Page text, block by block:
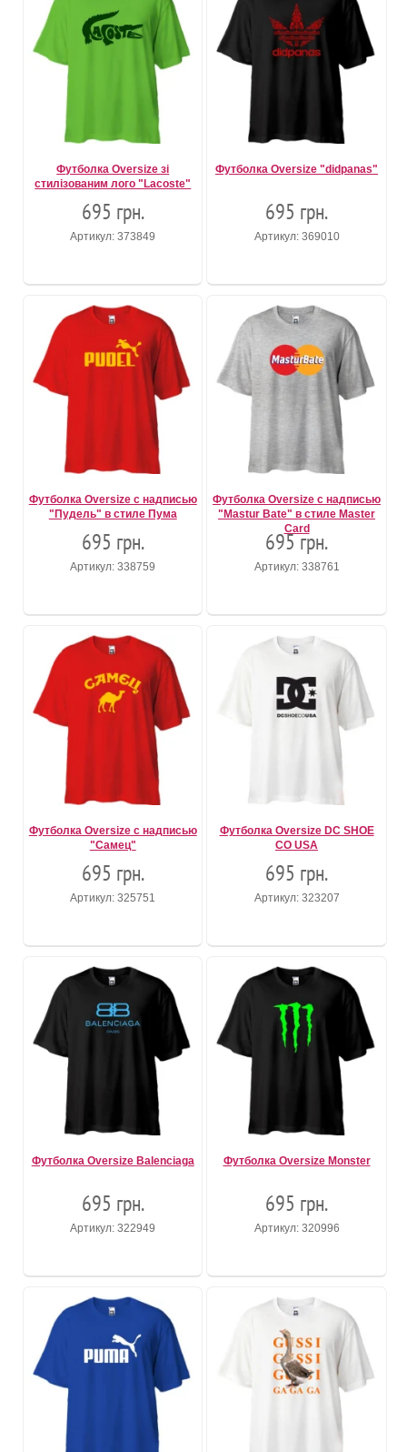
Футболка Oversize зі
стилізованим лого "Lacoste"
695 грн.
Артикул: 373849
Футболка Oversize "didpanas"
695 грн.
Артикул: 369010
Футболка Oversize с надписью
"Пудель" в стиле Пума
695 грн.
Артикул: 338759
Футболка Oversize с надписью
"Mastur Bate" в стиле Master
Card
695 грн.
Артикул: 338761
Футболка Oversize с надписью
"Самец"
695 грн.
Артикул: 325751
Футболка Oversize DC SHOE
CO USA
695 грн.
Артикул: 323207
Футболка Oversize Balenciaga
695 грн.
Артикул: 322949
Футболка Oversize Monster
695 грн.
Артикул: 320996